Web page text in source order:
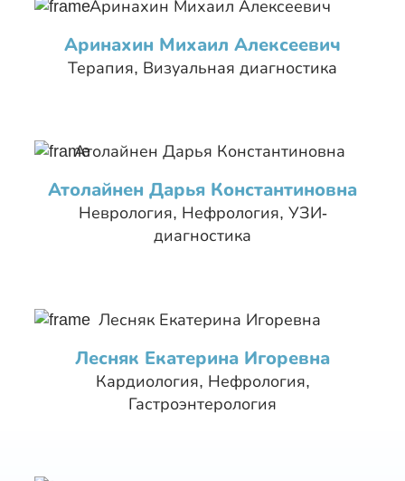
Аринахин Михаил Алексеевич
Терапия, Визуальная диагностика
Атолайнен Дарья Константиновна
Неврология, Нефрология, УЗИ-
диагностика
Лесняк Екатерина Игоревна
Кардиология, Нефрология,
Гастроэнтерология